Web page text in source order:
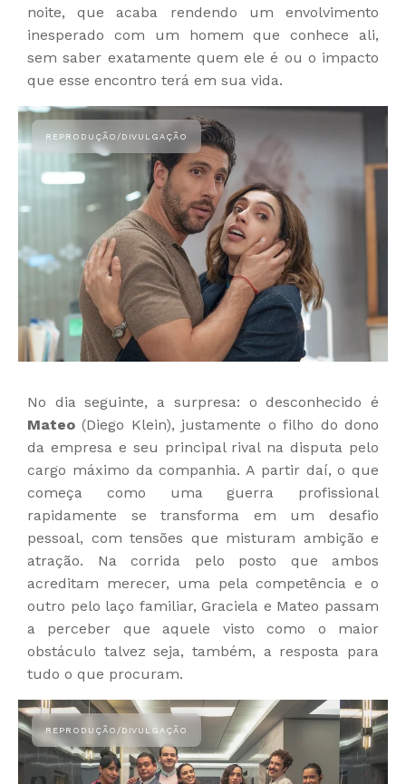
noite, que acaba rendendo um envolvimento
inesperado com um homem que conhece ali,
sem saber exatamente quem ele é ou o impacto
que esse encontro terá em sua vida.
No dia seguinte, a surpresa: o desconhecido é
Mateo(Diego Klein), justamente o filho do dono
da empresa e seu principal rival na disputa pelo
cargo máximo da companhia. A partir daí, o que
começa como uma guerra profissional
rapidamente se transforma em um desafio
pessoal, com tensões que misturam ambição e
atração. Na corrida pelo posto que ambos
acreditam merecer, uma pela competência e o
outro pelo laço familiar, Graciela e Mateo passam
a perceber que aquele visto como o maior
obstáculo talvez seja, também, a resposta para
tudo o que procuram.